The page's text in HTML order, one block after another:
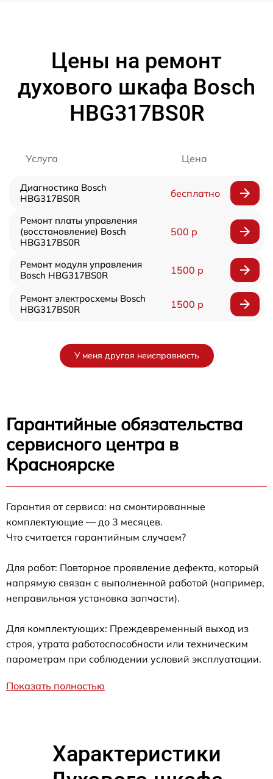
Цены на ремонт
духового шкафа Bosch
HBG317BS0R
Услуга Цена
Диагностика Bosch
HBG317BS0R
бесплатно
Ремонт платы управления
(восстановление) Bosch
HBG317BS0R
500 р
Ремонт модуля управления
Bosch HBG317BS0R
1500 р
Ремонт электросхемы Bosch
HBG317BS0R
1500 р
У меня другая неисправность
Гарантийные обязательства
сервисного центра в
Красноярске
Гарантия от сервиса: на смонтированные
комплектующие — до 3 месяцев.
Что считается гарантийным случаем?
Для работ: Повторное проявление дефекта, который
напрямую связан с выполненной работой (например,
неправильная установка запчасти).
Для комплектующих: Преждевременный выход из
строя, утрата работоспособности или техническим
параметрам при соблюдении условий эксплуатации.
Показать полностью
Характеристики